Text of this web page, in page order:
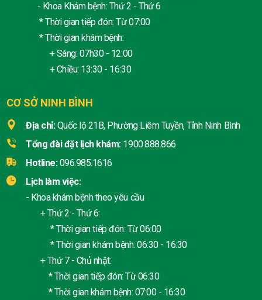
- Khoa Khám bệnh: Thứ 2 - Thứ 6
* Thời gian tiếp đón: Từ 07:00
* Thời gian khám bệnh:
+ Sáng: 07h30 - 12:00
+ Chiều: 13:30 - 16:30
CƠ SỞ NINH BÌNH
Địa chỉ: Quốc lộ 21B, Phường Liêm Tuyền, Tỉnh Ninh Bình
Tổng đài đặt lịch khám: 1900.888.866
Hotline: 096.985.1616
Lịch làm việc:
- Khoa khám bệnh theo yêu cầu
+ Thứ 2 - Thứ 6:
* Thời gian tiếp đón: Từ 06:00
* Thời gian khám bệnh: 06:30 - 16:30
+ Thứ 7 - Chủ nhật:
* Thời gian tiếp đón: Từ 06:30
* Thời gian khám bệnh: 07:00 - 16:30